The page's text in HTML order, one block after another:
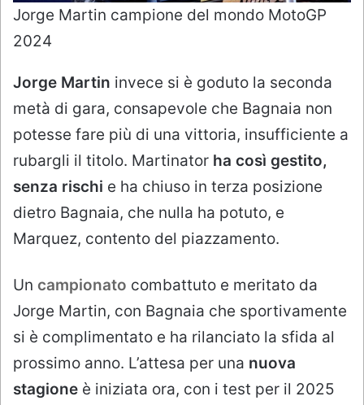
Jorge Martin campione del mondo MotoGP
2024
Jorge Martin invece si è goduto la seconda
metà di gara, consapevole che Bagnaia non
potesse fare più di una vittoria, insufficiente a
rubargli il titolo. Martinator ha così gestito,
senza rischi e ha chiuso in terza posizione
dietro Bagnaia, che nulla ha potuto, e
Marquez, contento del piazzamento.
Un campionato combattuto e meritato da
Jorge Martin, con Bagnaia che sportivamente
si è complimentato e ha rilanciato la sfida al
prossimo anno. L’attesa per una nuova
stagione è iniziata ora, con i test per il 2025